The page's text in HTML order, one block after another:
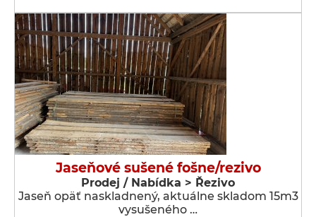
Jaseňové sušené fošne/rezivo
Prodej / Nabídka > Řezivo
Jaseň opäť naskladnený, aktuálne skladom 15m3
vysušeného …